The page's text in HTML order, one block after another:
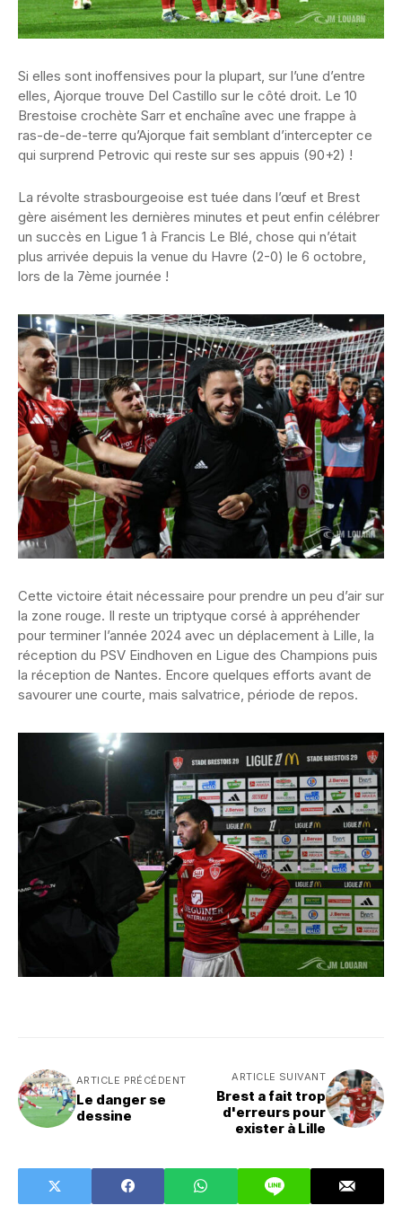
Si elles sont inoffensives pour la plupart, sur l’une d’entre
elles, Ajorque trouve Del Castillo sur le côté droit. Le 10
Brestoise crochète Sarr et enchaîne avec une frappe à
ras-de-de-terre qu’Ajorque fait semblant d’intercepter ce
qui surprend Petrovic qui reste sur ses appuis (90+2) !
La révolte strasbourgeoise est tuée dans l’œuf et Brest
gère aisément les dernières minutes et peut enfin célébrer
un succès en Ligue 1 à Francis Le Blé, chose qui n’était
plus arrivée depuis la venue du Havre (2-0) le 6 octobre,
lors de la 7ème journée !
Cette victoire était nécessaire pour prendre un peu d’air sur
la zone rouge. Il reste un triptyque corsé à appréhender
pour terminer l’année 2024 avec un déplacement à Lille, la
réception du PSV Eindhoven en Ligue des Champions puis
la réception de Nantes. Encore quelques efforts avant de
savourer une courte, mais salvatrice, période de repos.
ARTICLE PRÉCÉDENT
Le danger se
dessine
ARTICLE SUIVANT
Brest a fait trop
d'erreurs pour
exister à Lille